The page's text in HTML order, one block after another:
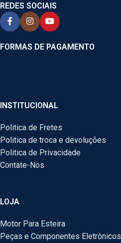
REDES SOCIAIS
FORMAS DE PAGAMENTO
INSTITUCIONAL
Politica de Fretes
Politica de troca e devoluções
Politica de Privacidade
Contate-Nos
LOJA
Motor Para Esteira
Peças e Componentes Eletrônicos